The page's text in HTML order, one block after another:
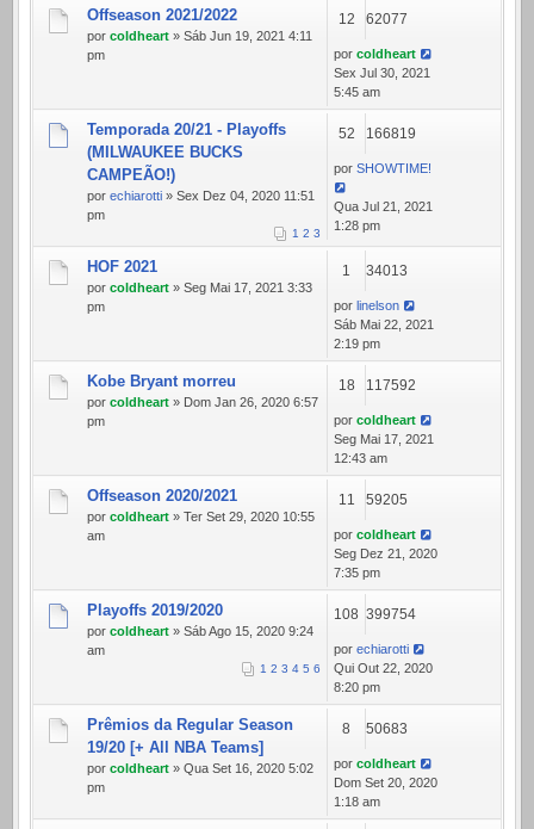
Offseason 2021/2022
por coldheart » Sáb Jun 19, 2021 4:11
pm
12 62077
por coldheart
Sex Jul 30, 2021
5:45 am
Temporada 20/21 - Playoffs
(MILWAUKEE BUCKS
CAMPEÃO!)
por echiarotti » Sex Dez 04, 2020 11:51
pm
1 2 3
52 166819
por SHOWTIME!
Qua Jul 21, 2021
1:28 pm
HOF 2021
por coldheart » Seg Mai 17, 2021 3:33
pm
1 34013
por linelson
Sáb Mai 22, 2021
2:19 pm
Kobe Bryant morreu
por coldheart » Dom Jan 26, 2020 6:57
pm
18 117592
por coldheart
Seg Mai 17, 2021
12:43 am
Offseason 2020/2021
por coldheart » Ter Set 29, 2020 10:55
am
11 59205
por coldheart
Seg Dez 21, 2020
7:35 pm
Playoffs 2019/2020
por coldheart » Sáb Ago 15, 2020 9:24
am
1 2 3 4 5 6
108 399754
por echiarotti
Qui Out 22, 2020
8:20 pm
Prêmios da Regular Season
19/20 [+ All NBA Teams]
por coldheart » Qua Set 16, 2020 5:02
pm
8 50683
por coldheart
Dom Set 20, 2020
1:18 am